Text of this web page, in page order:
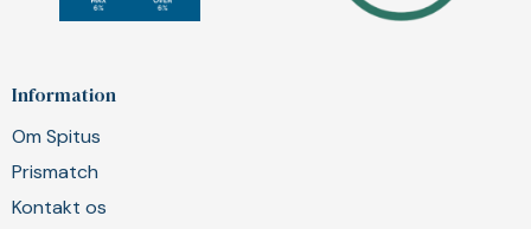
Information
Om Spitus
Prismatch
Kontakt os